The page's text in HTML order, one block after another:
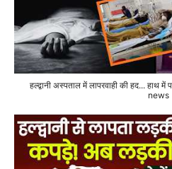
हल्द्वानी अस्पताल में लापरवाही की हद... हाथ
news